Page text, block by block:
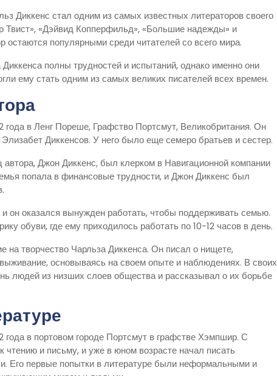
Диккенс стал одним из самых известных литераторов своего
Твист», «Дэйвид Копперфильд», «Большие надежды» и
остаются популярными среди читателей со всего мира.
полны трудностей и испытаний, однако именно они
ему стать одним из самых великих писателей всех времен.
года в Ленг Пореше, Графство Портсмут, Великобритания. Он
Диккенсов. У него было еще семеро братьев и сестер.
Джон Диккенс, был клерком в Навигационной компании
попала в финансовые трудности, и Джон Диккенс был
он оказался вынужден работать, чтобы поддерживать семью.
обуви, где ему приходилось работать по 10-12 часов в день.
на творчество Чарльза Диккенса. Он писал о нищете,
основываясь на своем опыте и наблюдениях. В своих
людей из низших слоев общества и рассказывал о их борьбе
года в портовом городе Портсмут в графстве Хэмпшир. С
чтению и письму, и уже в юном возрасте начал писать
Его первые попытки в литературе были неформальными и